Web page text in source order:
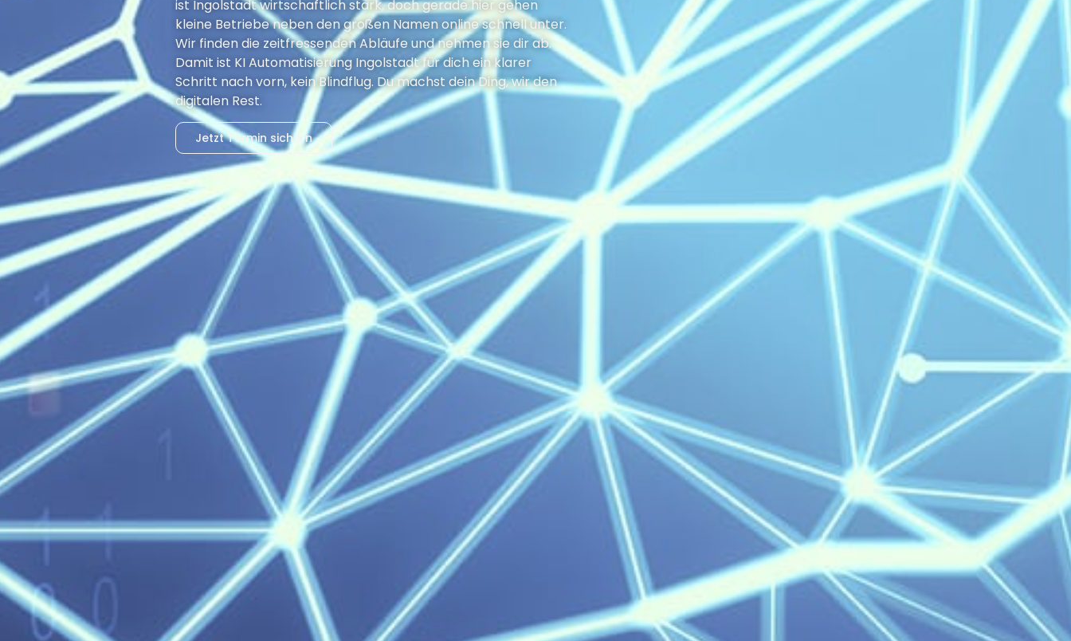
ist Ingolstadt wirtschaftlich stark, doch gerade hier gehen
kleine Betriebe neben den großen Namen online schnell unter.
Wir finden die zeitfressenden Abläufe und nehmen sie dir ab.
Damit ist KI Automatisierung Ingolstadt für dich ein klarer
Schritt nach vorn, kein Blindflug. Du machst dein Ding, wir den
digitalen Rest.
Jetzt Termin sichern